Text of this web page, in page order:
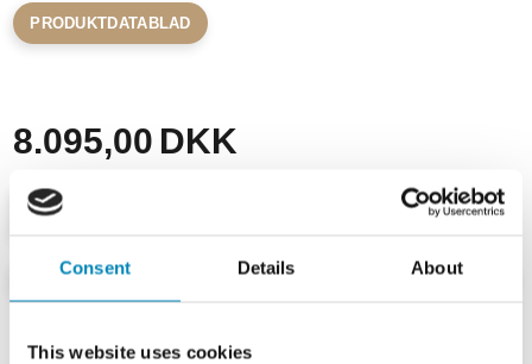
Consent Details About
This website uses cookies
PRODUKTDATABLAD
8.095,00 DKK
INDHENT TILBUD